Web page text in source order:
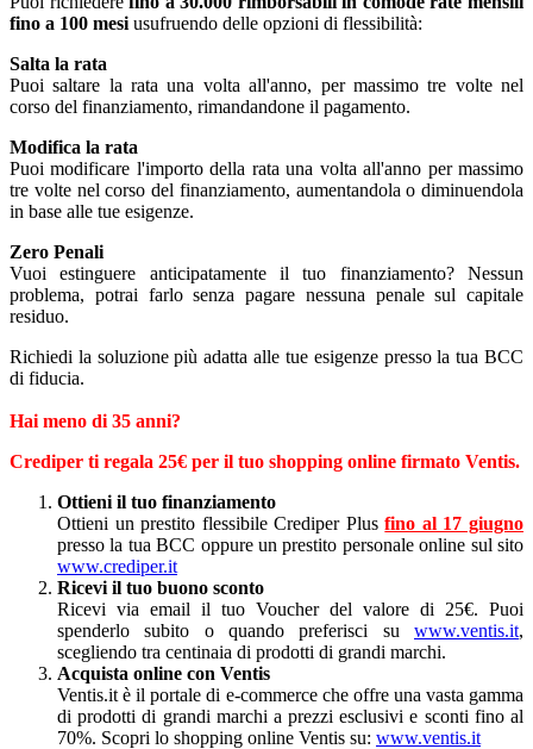
fino a 100 mesi usufruendo delle opzioni di flessibilità:
Salta la rata
Puoi saltare la rata una volta all'anno, per massimo tre volte nel
corso del finanziamento, rimandandone il pagamento.
Modifica la rata
Puoi modificare l'importo della rata una volta all'anno per massimo
tre volte nel corso del finanziamento, aumentandola o diminuendola
in base alle tue esigenze.
Zero Penali
Vuoi estinguere anticipatamente il tuo finanziamento? Nessun
problema, potrai farlo senza pagare nessuna penale sul capitale
residuo.
Richiedi la soluzione più adatta alle tue esigenze presso la tua BCC
di fiducia.
Hai meno di 35 anni?
Crediper ti regala 25€ per il tuo shopping online firmato Ventis.
Ottieni il tuo finanziamento
Ottieni un prestito flessibile Crediper Plusfino al 17 giugno
presso la tua BCC oppure un prestito personale online sul sito
www.crediper.it
Ricevi il tuo buono sconto
Ricevi via email il tuo Voucher del valore di 25€. Puoi
spenderlo subito o quando preferisci su www.ventis.it,
scegliendo tra centinaia di prodotti di grandi marchi.
Acquista online con Ventis
Ventis.it è il portale di e-commerce che offre una vasta gamma
di prodotti di grandi marchi a prezzi esclusivi e sconti fino al
70%. Scopri lo shopping online Ventis su: www.ventis.it